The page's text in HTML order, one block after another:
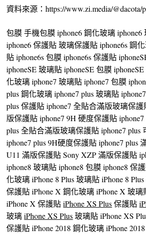
資料來源：https://www.zi.media/@dacota/
包膜 手機包膜 iphone6 鋼化玻璃 iphone6
iphone6 保護貼 玻璃保護貼 iphone6s 鋼
貼 iphone6s 包膜 iphone6s 保護貼
iphoneSE 玻璃貼 iphoneSE 包膜
化玻璃 iphone7 玻璃貼 iphone7 包膜
plus 鋼化玻璃 iphone7 plus 玻璃貼
plus 保護貼 iphone7 全貼合滿版玻璃保
版保護貼 iphone7 9H 硬度保護貼
plus 全貼合滿版玻璃保護貼 iphone7 plus
iphone7 plus 9H硬度保護貼 iphone7 plus
U11 滿版保護貼 Sony XZP 滿版保護貼
iphone8 玻璃貼 iphone8 包膜 iphone8 保
化玻璃 iPhone 8 Plus 玻璃貼 iPhone 8
保護貼 iPhone X 鋼化玻璃 iPhone X 玻璃
iPhone X 保護貼iPhone XS Plus保護貼
玻璃iPhone XS Plus玻璃貼 iPhone XS
保護貼 iPhone 2018 鋼化玻璃 iPhone